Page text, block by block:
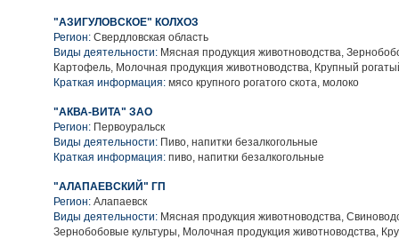
"АЗИГУЛОВСКОЕ" КОЛХОЗ
Регион: Свердловская область
Виды деятельности: Мясная продукция животноводства,
Картофель, Молочная продукция животноводства, Крупный
Краткая информация: мясо крупного рогатого скота, молоко
"АКВА-ВИТА" ЗАО
Регион: Первоуральск
Виды деятельности: Пиво, напитки безалкогольные
Краткая информация: пиво, напитки безалкогольные
"АЛАПАЕВСКИЙ" ГП
Регион: Алапаевск
Виды деятельности: Мясная продукция животноводства,
Зернобобовые культуры, Молочная продукция животноводства,